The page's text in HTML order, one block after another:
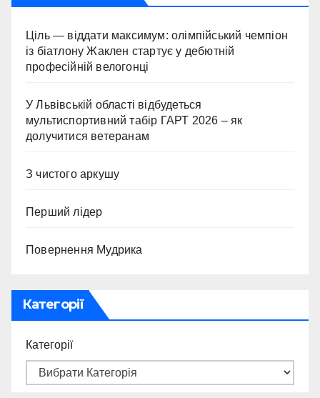
Ціль — віддати максимум: олімпійський чемпіон
із біатлону Жаклен стартує у дебютній
професійній велогонці
У Львівській області відбудеться
мультиспортивний табір ГАРТ 2026 – як
долучитися ветеранам
З чистого аркушу
Перший лідер
Повернення Мудрика
Категорії
Категорії